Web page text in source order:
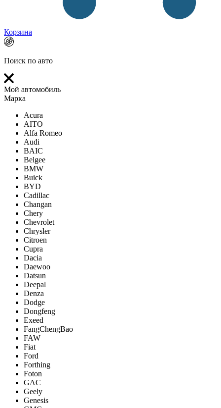
Корзина
Поиск по авто
Мой автомобиль
Марка
Acura
AITO
Alfa Romeo
Audi
BAIC
Belgee
BMW
Buick
BYD
Cadillac
Changan
Chery
Chevrolet
Chrysler
Citroen
Cupra
Dacia
Daewoo
Datsun
Deepal
Denza
Dodge
Dongfeng
Exeed
FangChengBao
FAW
Fiat
Ford
Forthing
Foton
GAC
Geely
Genesis